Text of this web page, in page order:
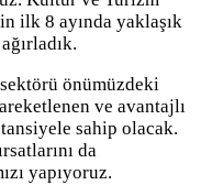
ilk 8 ayında yaklaşık
önümüzdeki
ve avantajlı
sahip olacak.
da
yapıyoruz.